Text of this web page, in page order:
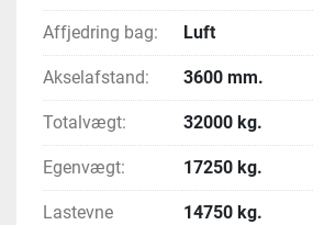
Affjedring bag: Luft
Akselafstand: 3600 mm.
Totalvægt: 32000 kg.
Egenvægt: 17250 kg.
Lastevne 14750 kg.